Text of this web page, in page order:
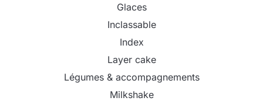
Glaces
Inclassable
Index
Layer cake
Légumes & accompagnements
Milkshake